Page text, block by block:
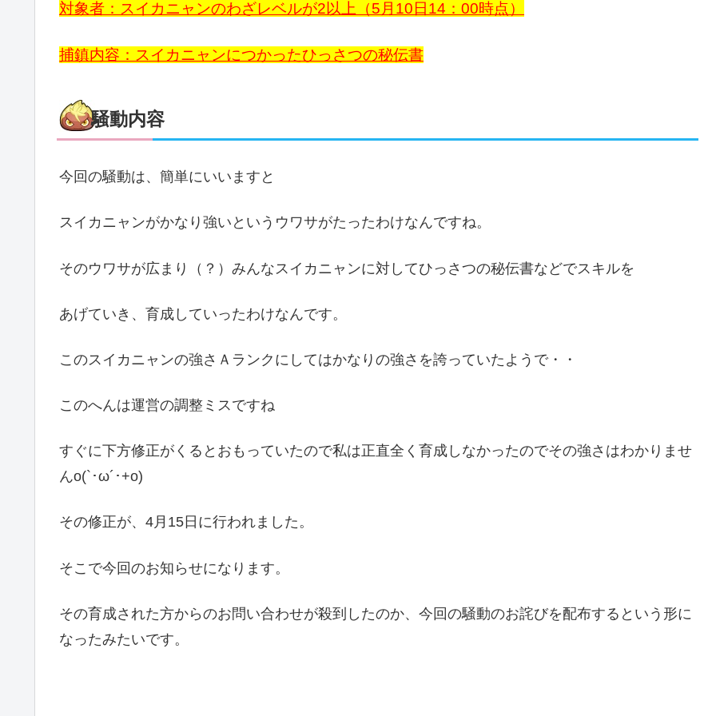
対象者：スイカニャンのわざレベルが2以上（5月10日14：00時点）
捕鎮内容：スイカニャンにつかったひっさつの秘伝書
騒動内容
今回の騒動は、簡単にいいますと
スイカニャンがかなり強いというウワサがたったわけなんですね。
そのウワサが広まり（？）みんなスイカニャンに対してひっさつの秘伝書などでスキルを
あげていき、育成していったわけなんです。
このスイカニャンの強さＡランクにしてはかなりの強さを誇っていたようで・・
このへんは運営の調整ミスですね
すぐに下方修正がくるとおもっていたので私は正直全く育成しなかったのでその強さはわかりませ
んo(`･ω´･+o)
その修正が、4月15日に行われました。
そこで今回のお知らせになります。
その育成された方からのお問い合わせが殺到したのか、今回の騒動のお詫びを配布するという形に
なったみたいです。